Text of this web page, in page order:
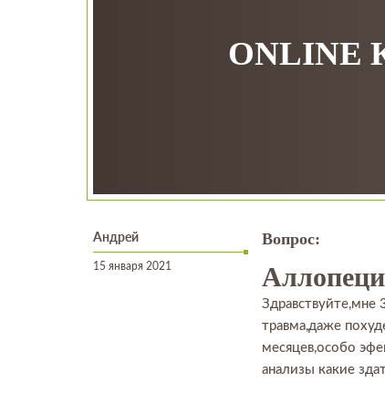
Андрей
15 января 2021
Вопрос:
Здравствуйте,мне
травма,даже
месяцев,особо
анализы какие